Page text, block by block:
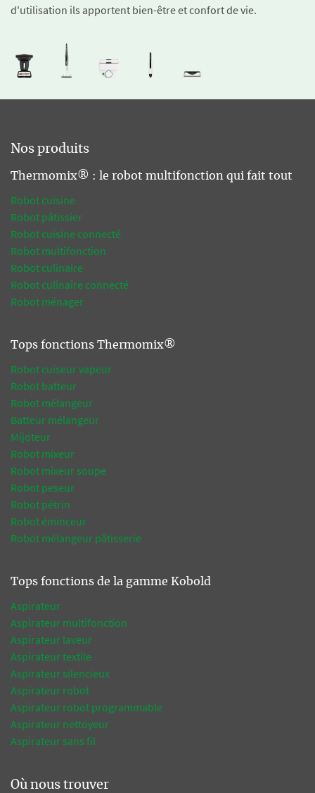
d'utilisation ils apportent bien-être et confort de vie.
Nos produits
Thermomix® : le robot multifonction qui fait tout
Robot cuisine
Robot pâtissier
Robot cuisine connecté
Robot multifonction
Robot culinaire
Robot culinaire connecté
Robot ménager
Tops fonctions Thermomix®
Robot cuiseur vapeur
Robot batteur
Robot mélangeur
Batteur mélangeur
Mijoteur
Robot mixeur
Robot mixeur soupe
Robot peseur
Robot pétrin
Robot éminceur
Robot mélangeur pâtisserie
Tops fonctions de la gamme Kobold
Aspirateur
Aspirateur multifonction
Aspirateur laveur
Aspirateur textile
Aspirateur silencieux
Aspirateur robot
Aspirateur robot programmable
Aspirateur nettoyeur
Aspirateur sans fil
Où nous trouver